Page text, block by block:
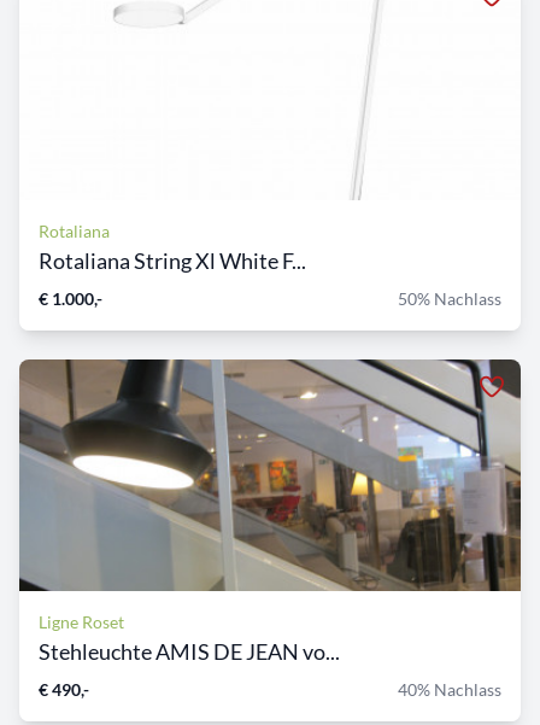
Rotaliana
Rotaliana String Xl White F...
€ 1.000,- 50% Nachlass
Ligne Roset
Stehleuchte AMIS DE JEAN vo...
€ 490,- 40% Nachlass